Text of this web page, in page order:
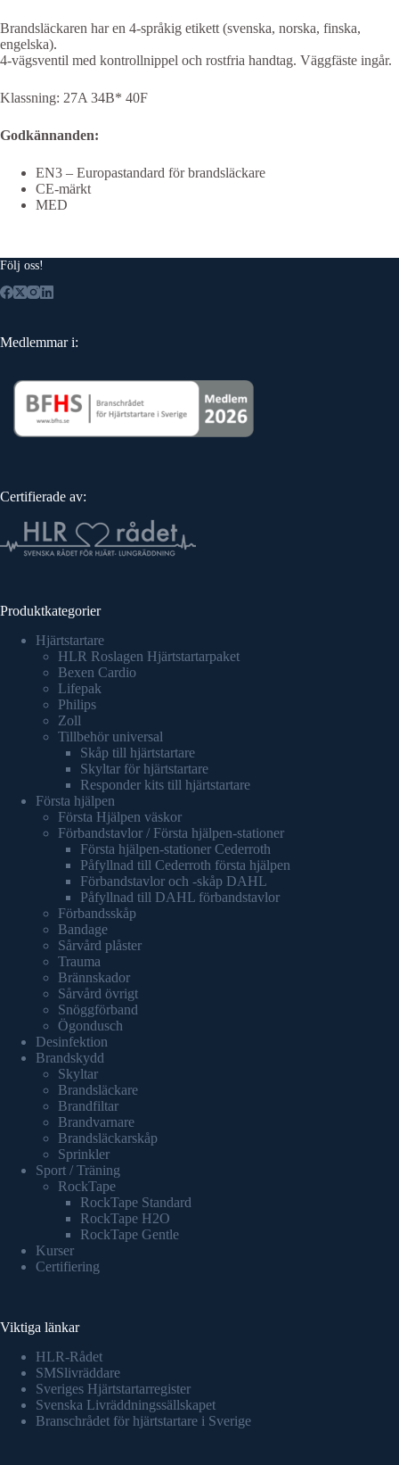
Brandsläckaren har en 4-språkig etikett (svenska, norska, finska,
engelska).
4-vägsventil med kontrollnippel och rostfria handtag. Väggfäste ingår.
Klassning: 27A 34B* 40F
Godkännanden:
EN3 – Europastandard för brandsläckare
CE-märkt
MED
Följ oss!
Medlemmar i:
Certifierade av:
Produktkategorier
Hjärtstartare
HLR Roslagen Hjärtstartarpaket
Bexen Cardio
Lifepak
Philips
Zoll
Tillbehör universal
Skåp till hjärtstartare
Skyltar för hjärtstartare
Responder kits till hjärtstartare
Första hjälpen
Första Hjälpen väskor
Förbandstavlor / Första hjälpen-stationer
Första hjälpen-stationer Cederroth
Påfyllnad till Cederroth första hjälpen
Förbandstavlor och -skåp DAHL
Påfyllnad till DAHL förbandstavlor
Förbandsskåp
Bandage
Sårvård plåster
Trauma
Brännskador
Sårvård övrigt
Snöggförband
Ögondusch
Desinfektion
Brandskydd
Skyltar
Brandsläckare
Brandfiltar
Brandvarnare
Brandsläckarskåp
Sprinkler
Sport / Träning
RockTape
RockTape Standard
RockTape H2O
RockTape Gentle
Kurser
Certifiering
Viktiga länkar
HLR-Rådet
SMSlivräddare
Sveriges Hjärtstartarregister
Svenska Livräddningssällskapet
Branschrådet för hjärtstartare i Sverige